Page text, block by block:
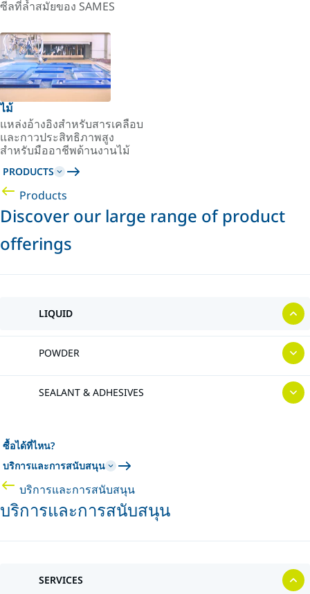
ซีลที่ล้ำสมัยของ SAMES
ไม้
แหล่งอ้างอิงสำหรับสารเคลือบ
และกาวประสิทธิภาพสูง
สำหรับมืออาชีพด้านงานไม้
PRODUCTS
Products
Discover our large range of product
offerings
LIQUID
POWDER
SEALANT & ADHESIVES
ซื้อได้ที่ไหน?
บริการและการสนับสนุน
บริการและการสนับสนุน
บริการและการสนับสนุน
SERVICES